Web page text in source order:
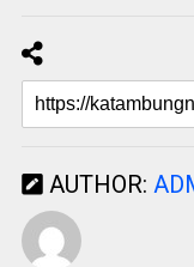
AUTHOR: